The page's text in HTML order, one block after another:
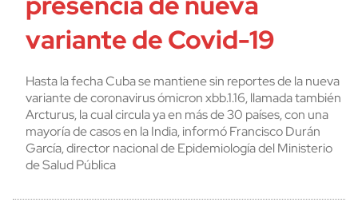
variante de Covid-19
Hasta la fecha Cuba se mantiene sin reportes de la nueva
variante de coronavirus ómicron xbb.1.16, llamada también
Arcturus, la cual circula ya en más de 30 países, con una
mayoría de casos en la India, informó Francisco Durán
García, director nacional de Epidemiología del Ministerio
de Salud Pública